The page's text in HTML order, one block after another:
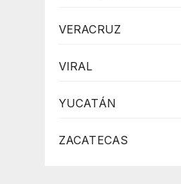
VERACRUZ
VIRAL
YUCATÁN
ZACATECAS